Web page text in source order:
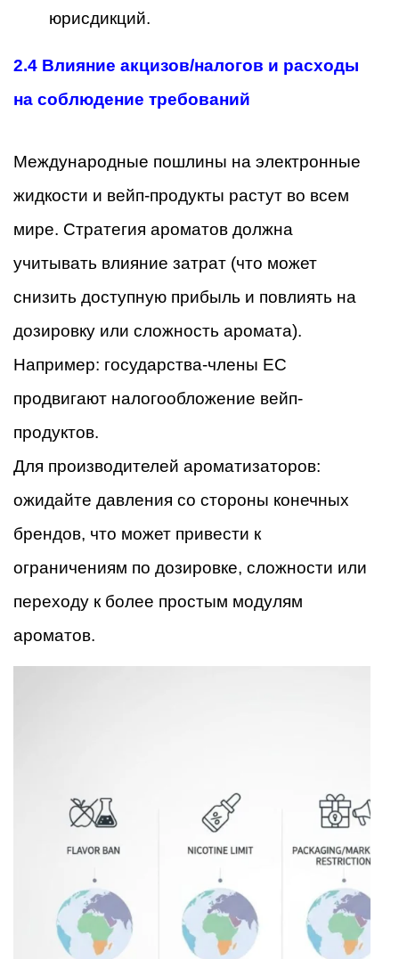
юрисдикций.
2.4 Влияние акцизов/налогов и расходы
на соблюдение требований
Международные пошлины на электронные
жидкости и вейп-продукты растут во всем
мире. Стратегия ароматов должна
учитывать влияние затрат (что может
снизить доступную прибыль и повлиять на
дозировку или сложность аромата).
Например: государства-члены ЕС
продвигают налогообложение вейп-
продуктов.
Для производителей ароматизаторов:
ожидайте давления со стороны конечных
брендов, что может привести к
ограничениям по дозировке, сложности или
переходу к более простым модулям
ароматов.